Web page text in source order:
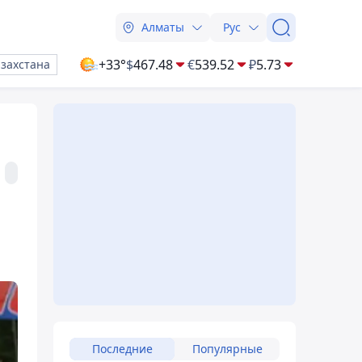
Алматы Рус
+33°$467.48 €539.52 ₽5.73
Последние Популярные